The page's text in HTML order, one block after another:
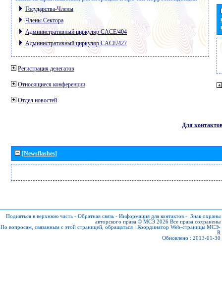
Государства-Члены
Члены Сектора
Административный циркуляр CACE/404
Административный циркуляр CACE/427
Регистрация делегатов
Относящиеся конференции
Отдел новостей
Для контактов
[Newsflashes]
Подняться в верхнюю часть - Обратная связь - Информация для контактов - Знак охраны
авторского права © МСЭ 2026 Все права сохранены
По вопросам, связанным с этой страницей, обращаться : Координатор Web-страницы МСЭ-
R
Обновлено : 2013-01-30